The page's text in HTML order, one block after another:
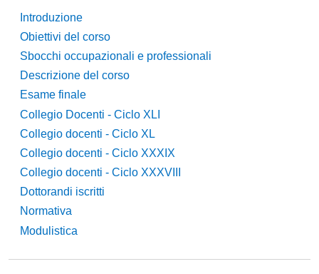
Introduzione
Obiettivi del corso
Sbocchi occupazionali e professionali
Descrizione del corso
Esame finale
Collegio Docenti - Ciclo XLI
Collegio docenti - Ciclo XL
Collegio docenti - Ciclo XXXIX
Collegio docenti - Ciclo XXXVIII
Dottorandi iscritti
Normativa
Modulistica